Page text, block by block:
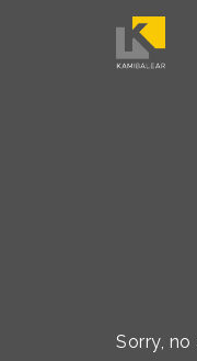
Sorry,